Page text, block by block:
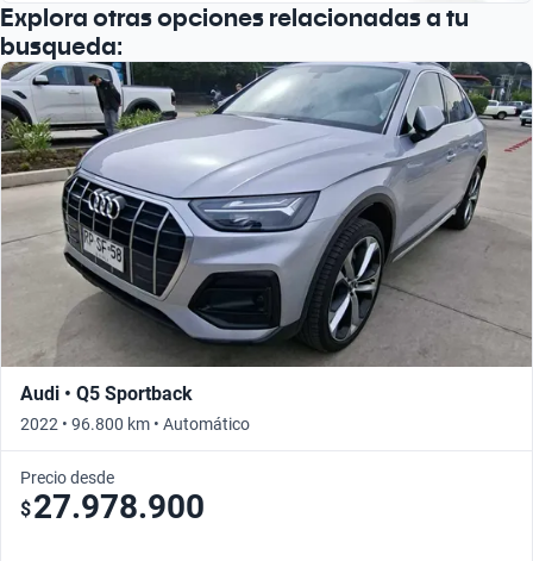
Explora otras opciones relacionadas a tu
busqueda:
Audi • Q5 Sportback
2022 • 96.800 km • Automático
Precio desde
$27.978.900